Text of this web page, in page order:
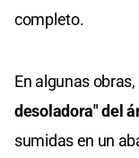
completo.
En algunas
desoladora" del
sumidas en un